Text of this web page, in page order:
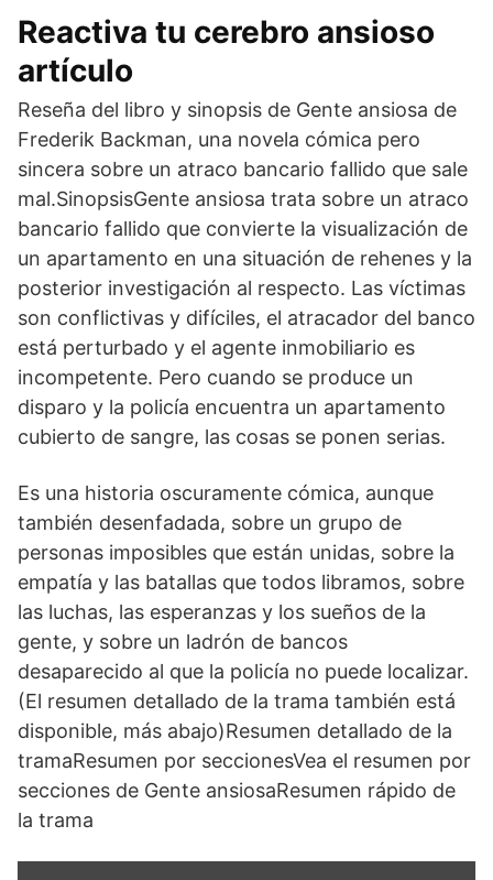
Reactiva tu cerebro ansioso
artículo
Reseña del libro y sinopsis de Gente ansiosa de
Frederik Backman, una novela cómica pero
sincera sobre un atraco bancario fallido que sale
mal.SinopsisGente ansiosa trata sobre un atraco
bancario fallido que convierte la visualización de
un apartamento en una situación de rehenes y la
posterior investigación al respecto. Las víctimas
son conflictivas y difíciles, el atracador del banco
está perturbado y el agente inmobiliario es
incompetente. Pero cuando se produce un
disparo y la policía encuentra un apartamento
cubierto de sangre, las cosas se ponen serias.
Es una historia oscuramente cómica, aunque
también desenfadada, sobre un grupo de
personas imposibles que están unidas, sobre la
empatía y las batallas que todos libramos, sobre
las luchas, las esperanzas y los sueños de la
gente, y sobre un ladrón de bancos
desaparecido al que la policía no puede localizar.
(El resumen detallado de la trama también está
disponible, más abajo)Resumen detallado de la
tramaResumen por seccionesVea el resumen por
secciones de Gente ansiosaResumen rápido de
la trama